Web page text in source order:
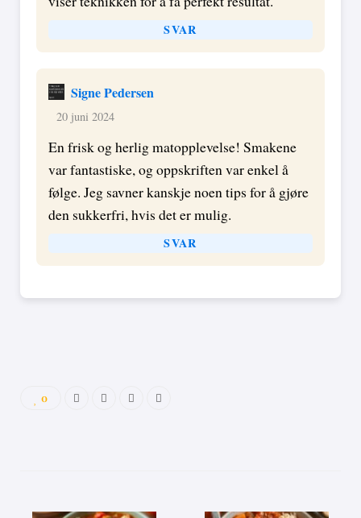
SVAR
Signe Pedersen
20 juni 2024
En frisk og herlig matopplevelse! Smakene
var fantastiske, og oppskriften var enkel å
følge. Jeg savner kanskje noen tips for å gjøre
den sukkerfri, hvis det er mulig.
SVAR
0